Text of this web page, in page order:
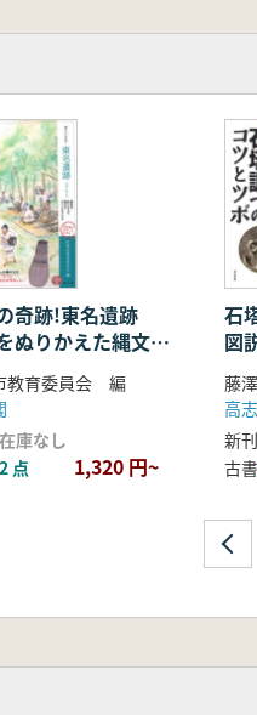
奇跡!東名遺跡
ぬりかえた縄文の
カプセル
教育委員会 編
在庫なし
2 点 1,320 円~
石
図
三
藤
高
新刊
古書